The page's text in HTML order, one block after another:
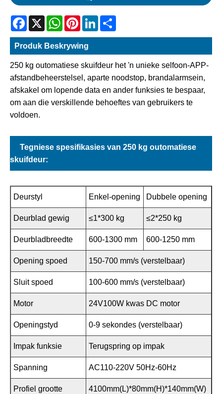
Facebook
X WhatsAppPinterestLinkedIn
Produk Beskrywing
250 kg outomatiese skuifdeur het 'n unieke selfoon-APP-
afstandbeheerstelsel, aparte noodstop, brandalarmsein,
afskakel om lopende data en ander funksies te bespaar,
om aan die verskillende behoeftes van gebruikers te
voldoen.
Tegniese spesifikasies van 250 kg outomatiese
skuifdeur:
Deurstyl Enkel-opening Dubbele opening
Deurblad gewig ≤1*300 kg ≤2*250 kg
Deurbladbreedte 600-1300 mm 600-1250 mm
Opening spoed 150-700 mm/s (verstelbaar)
Sluit spoed 100-600 mm/s (verstelbaar)
Motor 24V100W kwas DC motor
Openingstyd 0-9 sekondes (verstelbaar)
Impak funksie Terugspring op impak
Spanning AC110-220V 50Hz-60Hz
Profiel grootte 4100mm(L)*80mm(H)*140mm(W)